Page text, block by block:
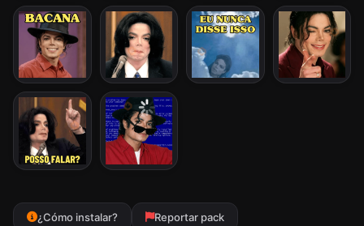
¿Cómo instalar? Reportar pack